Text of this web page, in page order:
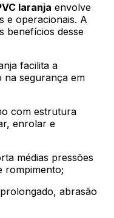
laranja envolve
e operacionais. A
benefícios desse
facilita a
na segurança em
com estrutura
enrolar e
médias pressões
rompimento;
abrasão